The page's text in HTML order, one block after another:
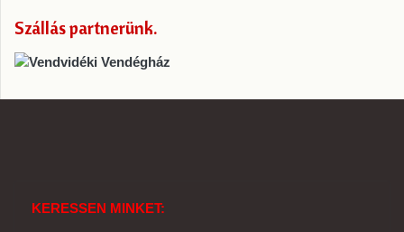
Szállás partnerünk
KERESSEN MINKET: